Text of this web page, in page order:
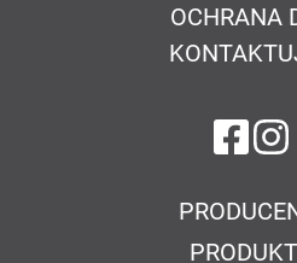
OCHRANA
na